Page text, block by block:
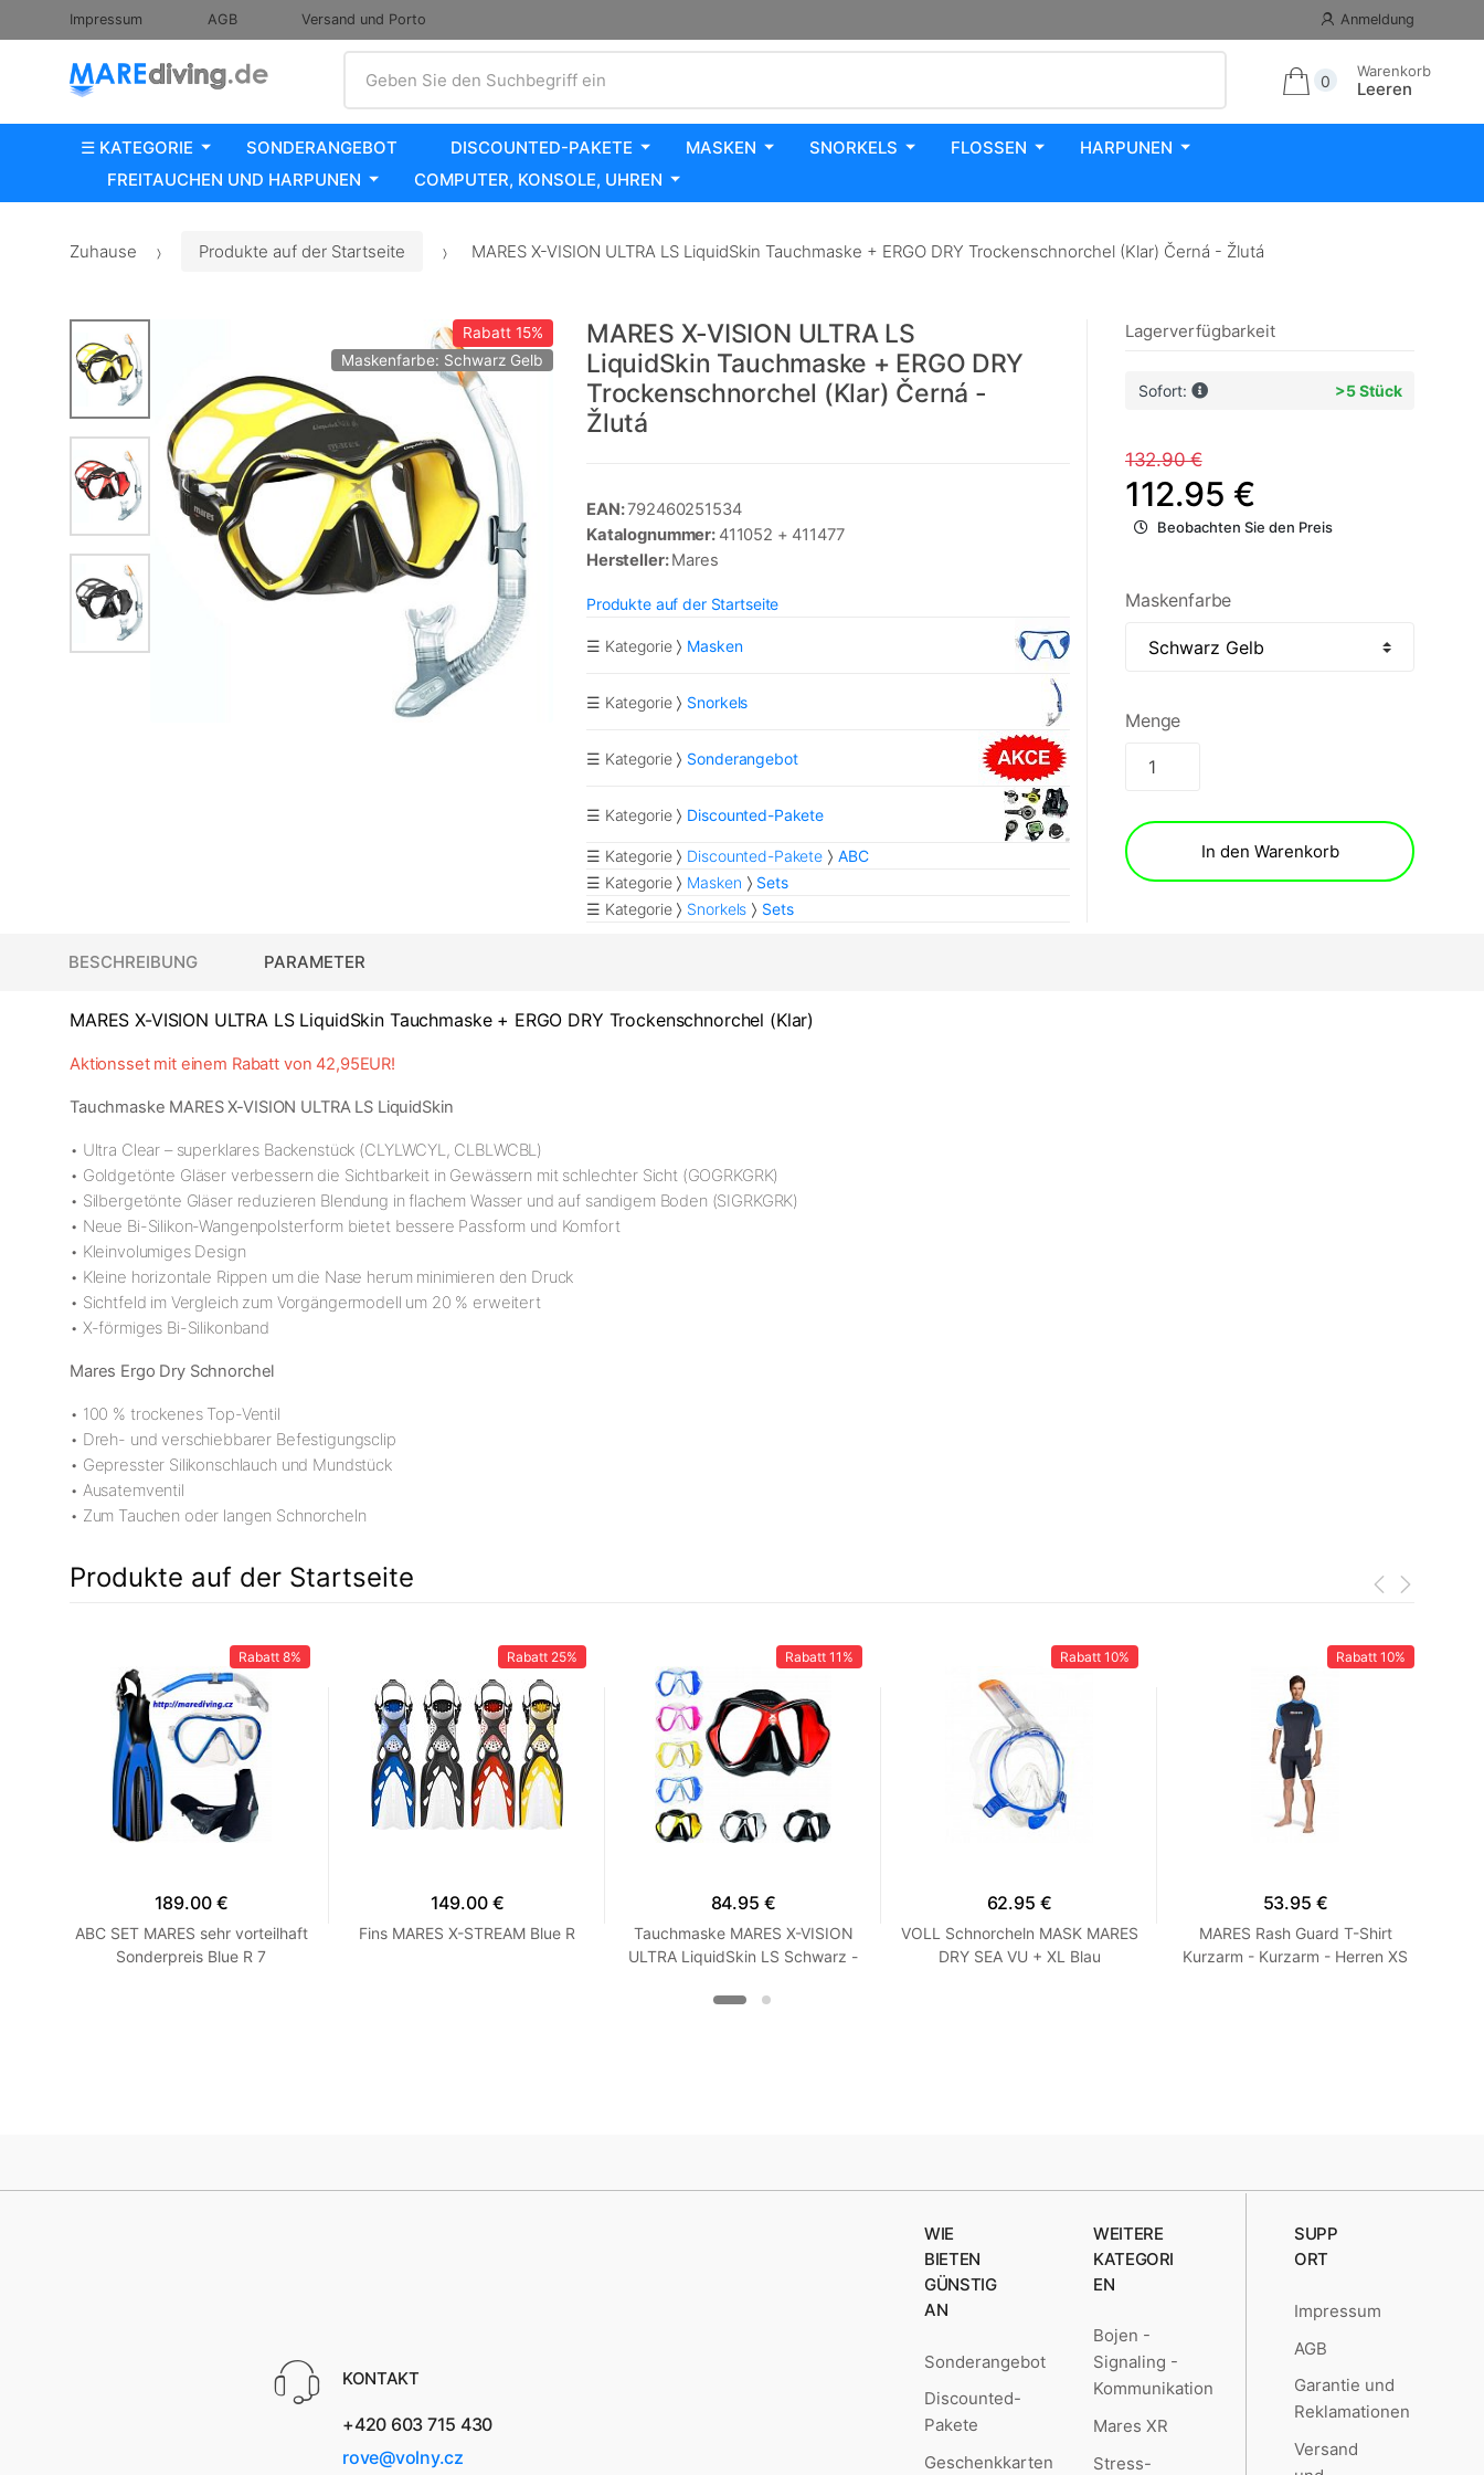
Impressum AGB Versand und Porto Anmeldung
Geben Sie den Suchbegriff ein
0
Warenkorb
Leeren
☰ KATEGORIE SONDERANGEBOT DISCOUNTED-PAKETE MASKEN SNORKELS FLOSSEN
HARPUNEN
FREITAUCHEN UND HARPUNEN
COMPUTER, KONSOLE, UHREN
Zuhause Produkte auf der Startseite MARES X-VISION ULTRA LS LiquidSkin Tauchmaske + ERGO DRY Trockenschnorchel (Klar) Černá - Žlutá
Rabatt15%
Maskenfarbe: Schwarz Gelb
MARES X-VISION ULTRA LS
LiquidSkin Tauchmaske + ERGO DRY
Trockenschnorchel (Klar) Černá -
Žlutá
EAN:792460251534
Katalognummer: 411052 + 411477
Hersteller:Mares
Produkte auf der Startseite
☰ Kategorie Masken
☰ Kategorie Snorkels
☰ Kategorie Sonderangebot
☰ Kategorie Discounted-Pakete
☰ Kategorie Discounted-Pakete
ABC
☰ Kategorie
Masken
Sets
☰ Kategorie
Snorkels Sets
Lagerverfügbarkeit
Sofort: >5 Stück
132.90 €
112.95 €
Beobachten Sie den Preis
Maskenfarbe
Menge
In den Warenkorb
BESCHREIBUNG PARAMETER
MARES X-VISION ULTRA LS LiquidSkin Tauchmaske + ERGO DRY Trockenschnorchel (Klar)
Aktionsset mit einem Rabatt von 42,95EUR!
Tauchmaske MARES X-VISION ULTRA LS LiquidSkin
• Ultra Clear – superklares Backenstück (CLYLWCYL, CLBLWCBL)
• Goldgetönte Gläser verbessern die Sichtbarkeit in Gewässern mit schlechter Sicht (GOGRKGRK)
• Silbergetönte Gläser reduzieren Blendung in flachem Wasser und auf sandigem Boden (SIGRKGRK)
• Neue Bi-Silikon-Wangenpolsterform bietet bessere Passform und Komfort
• Kleinvolumiges Design
• Kleine horizontale Rippen um die Nase herum minimieren den Druck
• Sichtfeld im Vergleich zum Vorgängermodell um 20 % erweitert
• X-förmiges Bi-Silikonband
Mares Ergo Dry Schnorchel
• 100 % trockenes Top-Ventil
• Dreh- und verschiebbarer Befestigungsclip
• Gepresster Silikonschlauch und Mundstück
• Ausatemventil
• Zum Tauchen oder langen Schnorcheln
Produkte auf der Startseite
Rabatt 8%
189.00 €
ABC SET MARES sehr vorteilhaft
Sonderpreis Blue R 7
Rabatt 25%
149.00 €
Fins MARES X-STREAM Blue R
Rabatt 11%
84.95 €
Tauchmaske MARES X-VISION
ULTRA LiquidSkin LS Schwarz -
Rabatt 10%
62.95 €
VOLL Schnorcheln MASK MARES
DRY SEA VU + XL Blau
Rabatt 10%
53.95 €
MARES Rash Guard T-Shirt
Kurzarm - Kurzarm - Herren XS
KONTAKT
+420 603 715 430
rove@volny.cz
WIE
BIETEN
GÜNSTIG
AN
Sonderangebot
Discounted-
Pakete
Geschenkkarten
WEITERE
KATEGORI
EN
Bojen -
Signaling -
Kommunikation
Mares XR
Stress-
SUPP
ORT
Impressum
AGB
Garantie und
Reklamationen
Versand